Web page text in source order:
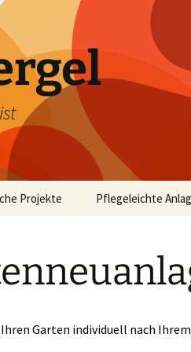
Projekte Pflegeleichte
Garten individuell nach Ihrem